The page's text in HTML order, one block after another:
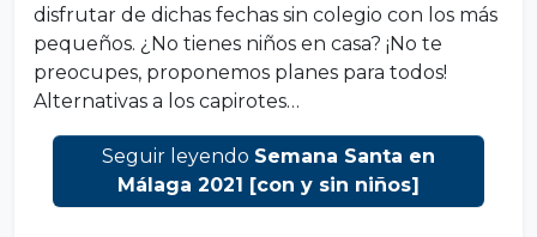
disfrutar de dichas fechas sin colegio con los más
pequeños. ¿No tienes niños en casa? ¡No te
preocupes, proponemos planes para todos!
Alternativas a los capirotes…
Seguir leyendo Semana Santa en
Málaga 2021 [con y sin niños]